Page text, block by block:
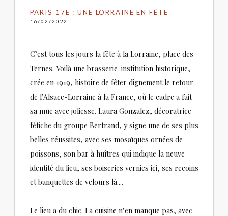
PARIS 17E : UNE LORRAINE EN FÊTE
16/02/2022
C’est tous les jours la fête à la Lorraine, place des
Ternes. Voilà une brasserie-institution historique,
crée en 1919, histoire de fêter dignement le retour
de l’Alsace-Lorraine à la France, où le cadre a fait
sa mue avec joliesse. Laura Gonzalez, décoratrice
fétiche du groupe Bertrand, y signe une de ses plus
belles réussites, avec ses mosaïques ornées de
poissons, son bar à huîtres qui indique la neuve
identité du lieu, ses boiseries vernies ici, ses recoins
et banquettes de velours là....
Le lieu a du chic. La cuisine n’en manque pas, avec